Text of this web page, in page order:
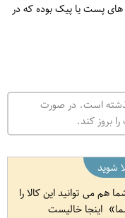
های پست یا پیک بوده که در
گذشته است. در صورت
بروز کند.
شوید
هم می توانید این کالا را
اینجا خالیست